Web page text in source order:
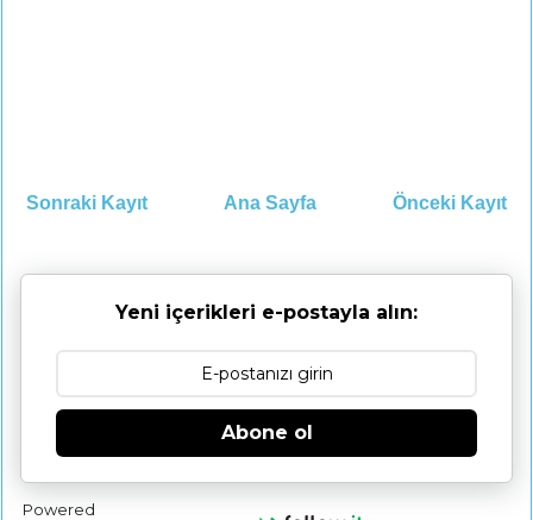
Sonraki Kayıt Önceki Kayıt
Ana Sayfa
Yeni içerikleri e-postayla alın:
Abone ol
Powered